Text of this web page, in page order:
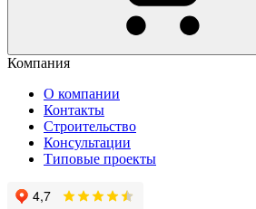
Компания
О компании
Контакты
Строительство
Консультации
Типовые проекты